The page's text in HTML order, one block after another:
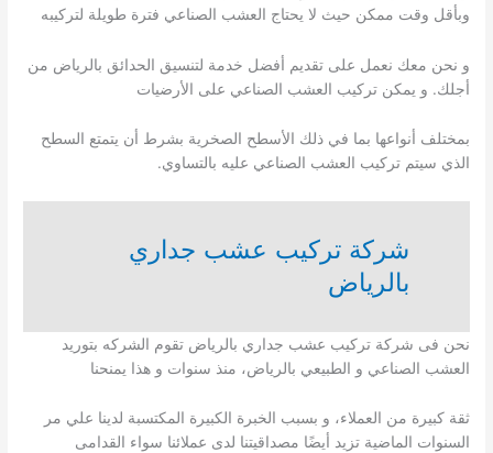
وبأقل وقت ممكن حيث لا يحتاج العشب الصناعي فترة طويلة لتركيبه
و نحن معك نعمل على تقديم أفضل خدمة لتنسيق الحدائق بالرياض من
أجلك. و يمكن تركيب العشب الصناعي على الأرضيات
بمختلف أنواعها بما في ذلك الأسطح الصخرية بشرط أن يتمتع السطح
الذي سيتم تركيب العشب الصناعي عليه بالتساوي.
شركة تركيب عشب جداري
بالرياض
نحن فى شركة تركيب عشب جداري بالرياض تقوم الشركه بتوريد
العشب الصناعي و الطبيعي بالرياض، منذ سنوات و هذا يمنحنا
ثقة كبيرة من العملاء، و بسبب الخبرة الكبيرة المكتسبة لدينا علي مر
السنوات الماضية تزيد أيضًا مصداقيتنا لدى عملائنا سواء القدامى